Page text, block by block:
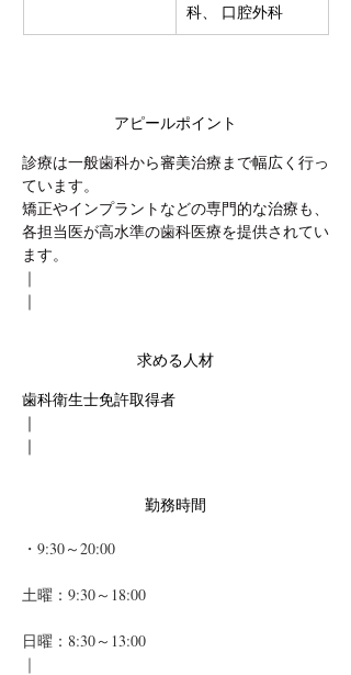
科、 口腔外科
アピールポイント
診療は一般歯科から審美治療まで幅広く行っ
ています。
矯正やインプラントなどの専門的な治療も、
各担当医が高水準の歯科医療を提供されてい
ます。
｜
｜
求める人材
歯科衛生士免許取得者
｜
｜
勤務時間
・9:30～20:00
土曜：9:30～18:00
日曜：8:30～13:00
｜